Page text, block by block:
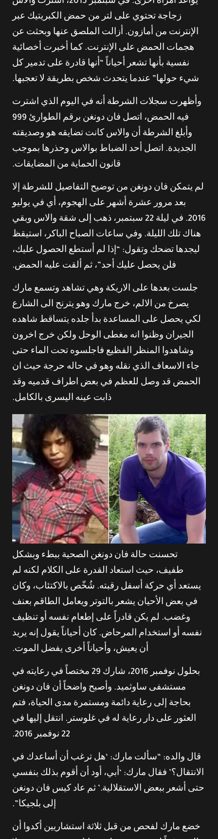
زجاجة تحتوي على لتر من حمض الكبريتيك عبر
الإنترنت من أمازون. أزالت الملصق عنها وبحثت عن
هجمات الحمض على الإنترنت. كما أخبرت أخصائية
نفسية بأنها تشعر أحياناً “أنها قادرة على تدمير كل
شيء حولها” عندما يتحدث شخص بطريقة لا تعجبها.
وأظهرت سجلات الشرطة أنه في اليوم الذي اشترت
فيه الحمض، اتصل فان دونغن برقم الطوارئ 999
وأبلغ الشرطة أن والاس كانت تضايقه هو وصديقته
الجديدة. اتصل أحد الضباط بوالاس وحذرها بموجب
قانون الحماية من المضايقات.
لم يتمكن فان دونغن من توضيح التفاصيل للشرطة إلا
بعد مرور عشرة أشهر على الهجوم، أي في يوليو
2016. في ليلة 22 سبتمبر، ذهب إلى شقة والاس وبقي
هناك تلك الليلة. وفي ساعات الصباح الباكر، استيقظ
ليجدها تضحك وتقول: “إذا لم أستطع الحصول عليك،
فلن يحصل عليك أحد”، ثم ألقت عليه الحمض.
جلست بعدها على الاريكة وهي تشاهد وتسمع مارك
يصرخ من الالم، خرج مارك وهو يترنح الى الشارع
لكي يحصل على المساعدة بدأ جلده يتساقط شاهده
الجيران وظنوا انه مغطى الوحل ولكن خرج اخرون
وشاهدوا المنظر الفظيع فاجلسوه تحت الماء حتى
جاء الاسعاف الذي نقله وهو في حاله حرجة حيث ان
الحمض قد وصل للعظم في بعض اطراف قدميه وقد
ذابت عينه اليسرى بالكامل.
تحسنت حالة فان دونغن الصحية ببطء وبشكل
طفيف، حيث استعاد القدرة على الكلام لكنه لم
يستعد أي حركة أسفل رقبته. شُخّص بالاكتئاب، وكان
في بعض الأحيان يشعر بالتوتر ويعامل الطاقم بعنف
وغضب. لم يكن قادراً على إطعام نفسه أو تنظيف
نفسه أو استخدام المرحاض. كان أحياناً يقول إنه يريد
أن يعيش، وأحياناً أخرى يفضل الموت.
بحلول نوفمبر 2016، شارك 29 مختصاً في رعايته في
مستشفى ساوثميد. وأصبح واضحاً أن فان دونغن
بحاجة إلى رعاية دائمة ومستمرة مدى الحياة، فتم
العثور على دار رعاية له في غلوستر. انتقل إليها في
22 نوفمبر 2016.
قال والده: “سألت مارك: ‘هل ترغب أن أساعدك في
الانتقال؟’ فقال مارك: ‘أبي، أود أن أقوم بذلك بنفسي
حتى أشعر ببعض الاستقلالية.’ ثم عاد كيس فان دونغن
إلى بلجيكا”.
خضع مارك لفحص من قبل ثلاثة استشاريين أكدوا أن